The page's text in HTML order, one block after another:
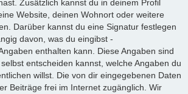
Zusätzlich kannst du in deinem Profil
Website, deinen Wohnort oder weitere
Darüber kannst du eine Signatur festlegen
davon, was du eingibst -
enthalten kann. Diese Angaben sind
entscheiden kannst, welche Angaben du
willst. Die von dir eingegebenen Daten
Beiträge frei im Internet zugänglich. Wir